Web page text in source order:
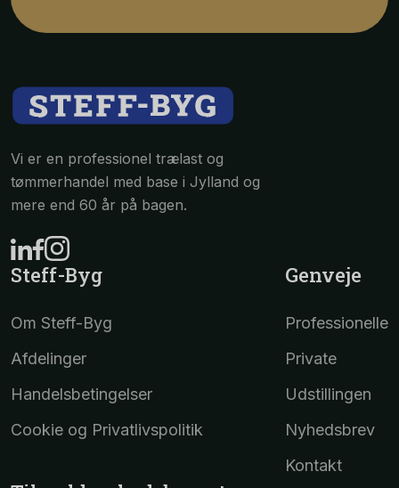
Vi er en professionel trælast og
tømmerhandel med base i Jylland og
mere end 60 år på bagen.
Steff-Byg
Om Steff-Byg
Afdelinger
Handelsbetingelser
Cookie og Privatlivspolitik
Genveje
Professionelle
Private
Udstillingen
Nyhedsbrev
Kontakt